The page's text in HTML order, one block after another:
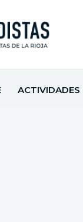
ACTIVIDADES